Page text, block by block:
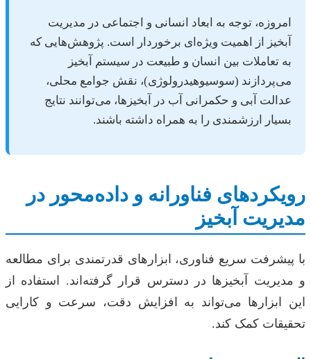
امروزه، توجه به ابعاد انسانی و اجتماعی در مدیریت
آبخیز از اهمیت ویژه‌ای برخوردار است. پژوهش‌هایی که
به تعاملات بین انسان و طبیعت در سیستم آبخیز
می‌پردازند (سوسیوهیدرولوژی)، نقش جوامع محلی،
عدالت آبی و حکمرانی آب در آبخیزها، می‌توانند نتایج
بسیار ارزشمندی را به همراه داشته باشند.
رویکردهای فناورانه و داده‌محور در
مدیریت آبخیز
با پیشرفت سریع فناوری، ابزارهای قدرتمندی برای مطالعه
و مدیریت آبخیزها در دسترس قرار گرفته‌اند. استفاده از
این ابزارها می‌تواند به افزایش دقت، سرعت و کارایی
تحقیقات کمک کند.